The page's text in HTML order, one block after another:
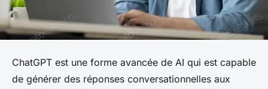
ChatGPT est une forme avancée de AI qui est capable
de générer des réponses conversationnelles aux